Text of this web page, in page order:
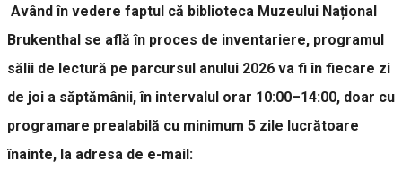
Având în vedere faptul că biblioteca Muzeului Național
Brukenthal se află în proces de inventariere, programul
sălii de lectură pe parcursul anului 2026 va fi în fiecare zi
de joi a săptămânii, în intervalul orar 10:00–14:00, doar cu
programare prealabilă cu minimum 5 zile lucrătoare
înainte, la adresa de e-mail: